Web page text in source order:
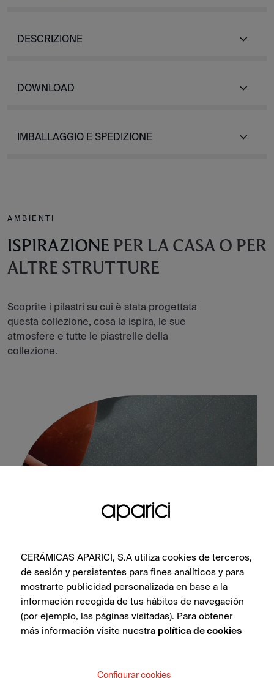
DESCRIZIONE
DOWNLOAD
IMBALLAGGIO E SPEDIZIONE
AMBIENTI
ISPIRAZIONE PER LA CASA O PER
ALTRE STRUTTURE
Scoprite i pilastri su cui è stata progettata
questa collezione, cosa la ispira, le sue
atmosfere e tutte le piastrelle della
collezione.
Stitch Blue Natural 60X60
CERÁMICAS APARICI, S.A utiliza cookies de terceros,
de sesión y persistentes para fines analíticos y para
mostrarte publicidad personalizada en base a la
información recogida de tus hábitos de navegación
(por ejemplo, las páginas visitadas). Para obtener
más información visite nuestra política de cookies
Configurar cookies